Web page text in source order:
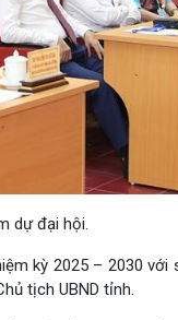
dự đại hội.
kỳ 2025 – 2030
tịch UBND tỉnh.